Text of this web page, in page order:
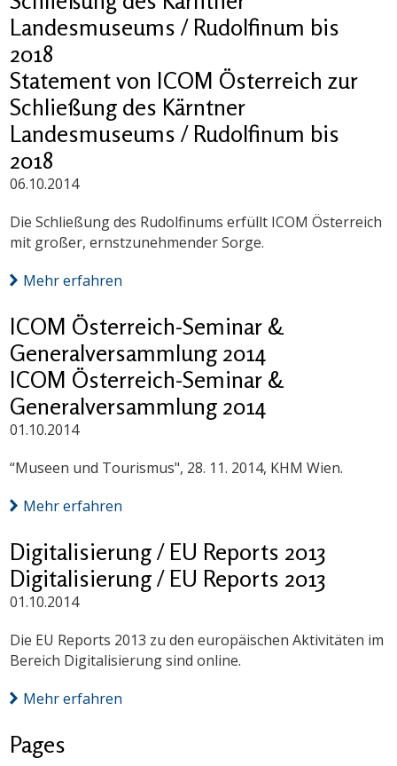
Landesmuseums / Rudolfinum bis
2018
Statement von ICOM Österreich zur
Schließung des Kärntner
Landesmuseums / Rudolfinum bis
2018
06.10.2014
Die Schließung des Rudolfinums erfüllt ICOM Österreich
mit großer, ernstzunehmender Sorge.
Mehr erfahren
ICOM Österreich-Seminar &
Generalversammlung 2014
ICOM Österreich-Seminar &
Generalversammlung 2014
01.10.2014
“Museen und Tourismus", 28. 11. 2014, KHM Wien.
Mehr erfahren
Digitalisierung / EU Reports 2013
Digitalisierung / EU Reports 2013
01.10.2014
Die EU Reports 2013 zu den europäischen Aktivitäten im
Bereich Digitalisierung sind online.
Mehr erfahren
Pages